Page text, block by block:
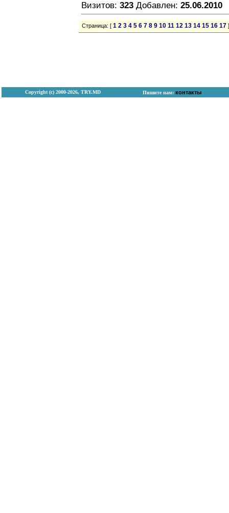
Визитов: 323 Добавлен: 25.06.2010
Страница: [ 1 2 3 4 5 6 7 8 9 10 11 12 13 14 15 16 17 ]
Copyright (с) 2000-2026, TRY.MD Пишите нам: контакты